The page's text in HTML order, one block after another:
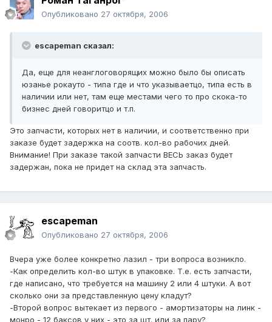
Опубликовано 27 октября, 2006
escapeman сказал:
Да, еще для неанглоговорящих можно было бы описать
юзанье рокауто - типа где и что указываетцо, типа есть в
наличии или нет, там еще местами чего то про скока-то
бизнес дней говоритцо и т.п.
Это запчасти, которых нет в наличии, и соответственно при
заказе будет задержка на соотв. кол-во рабочих дней.
Внимание! При заказе такой запчасти ВЕСЬ заказ будет
задержан, пока не придет на склад эта запчасть.
escapeman
Опубликовано 27 октября, 2006
Вчера уже более конкретно лазил - три вопроса возникло.
-Как определить кол-во штук в упаковке. Т.е. есть запчасти,
где написано, что требуется на машину 2 или 4 штуки. А вот
сколько они за представленную цену кладут?
-Второй вопрос вытекает из первого - амортизаторы на линк -
монро - 12 баксов у них - это за шт. или за пару?